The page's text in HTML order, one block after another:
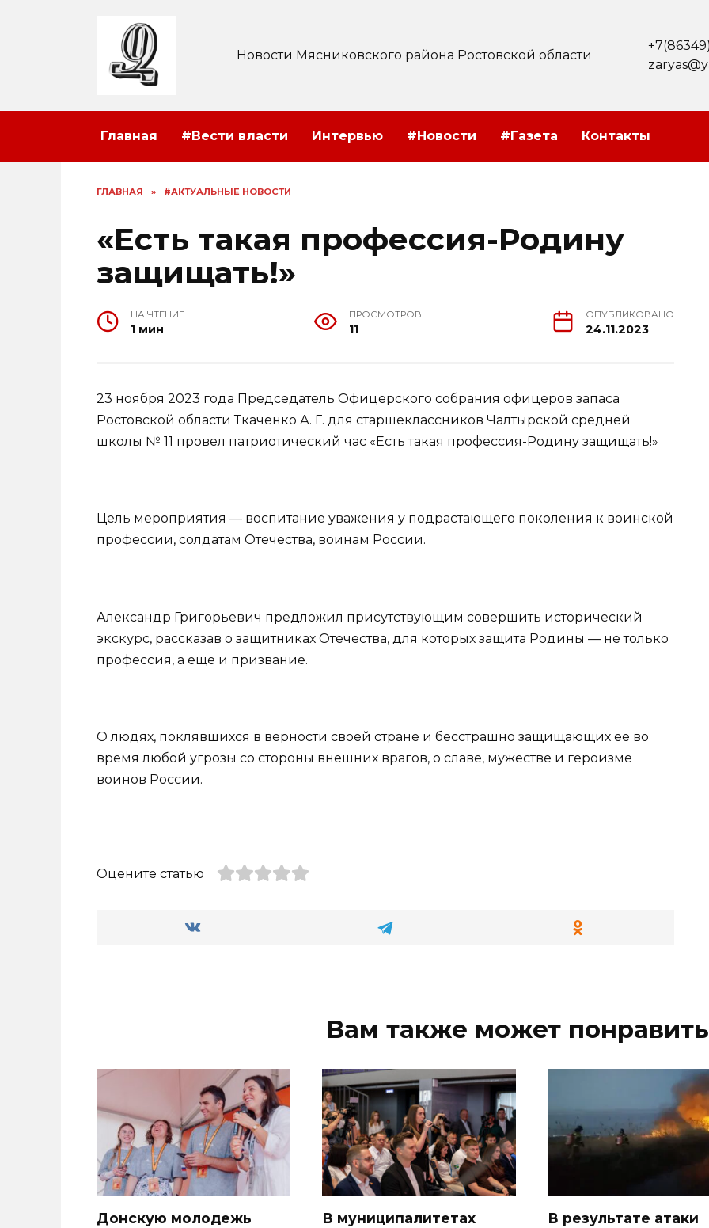
Новости Мясниковского района Ростовской области
Главная #Вести власти Интервью #Новости #Газета Контакты
ГЛАВНАЯ » #АКТУАЛЬНЫЕ НОВОСТИ
«Есть такая профессия-Родину
защищать!»
НА ЧТЕНИЕ
1 мин
ПРОСМОТРОВ
11
ОПУБЛИКОВАНО
24.11.2023
23 ноября 2023 года Председатель Офицерского собрания офицеров запаса
Ростовской области Ткаченко А. Г. для старшеклассников Чалтырской средней
школы № 11 провел патриотический час «Есть такая профессия-Родину защищать!»
Цель мероприятия — воспитание уважения у подрастающего поколения к воинской
профессии, солдатам Отечества, воинам России.
Александр Григорьевич предложил присутствующим совершить исторический
экскурс, рассказав о защитниках Отечества, для которых защита Родины — не только
профессия, а еще и призвание.
О людях, поклявшихся в верности своей стране и бесстрашно защищающих ее во
время любой угрозы со стороны внешних врагов, о славе, мужестве и героизме
воинов России.
Оцените статью
Вам также может
Донскую молодежь
В муниципалитетах
В результате атаки